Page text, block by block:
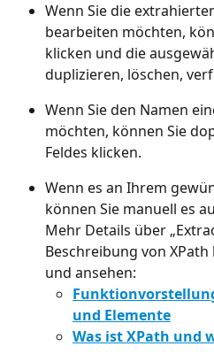
Wenn Sie die
bearbeiten möchten,
klicken und die
duplizieren, löschen,
Wenn Sie den Namen
möchten, können Sie
Feldes klicken.
Wenn es an Ihrem
können Sie manuell es
Mehr Details über
Beschreibung von
und ansehen:
und Elemente
Was ist XPath und